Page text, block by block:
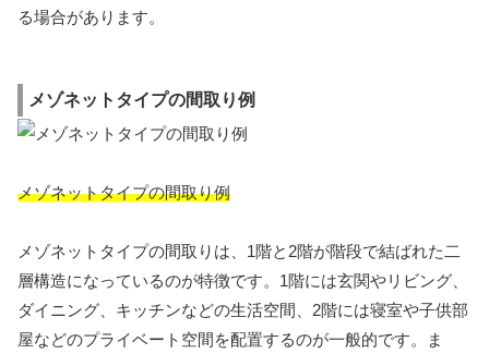
る場合があります。
メゾネットタイプの間取り例
メゾネットタイプの間取り例
メゾネットタイプの間取りは、1階と2階が階段で結ばれた二
層構造になっているのが特徴です。1階には玄関やリビング、
ダイニング、キッチンなどの生活空間、2階には寝室や子供部
屋などのプライベート空間を配置するのが一般的です。ま